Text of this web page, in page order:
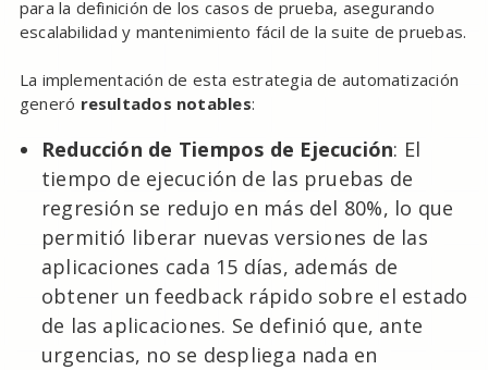
para la definición de los casos de prueba, asegurando
escalabilidad y mantenimiento fácil de la suite de pruebas.
La implementación de esta estrategia de automatización
generó resultados notables:
Reducción de Tiempos de Ejecución: El
tiempo de ejecución de las pruebas de
regresión se redujo en más del 80%, lo que
permitió liberar nuevas versiones de las
aplicaciones cada 15 días, además de
obtener un feedback rápido sobre el estado
de las aplicaciones. Se definió que, ante
urgencias, no se despliega nada en